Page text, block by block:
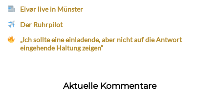
Eivør live in Münster
Der Ruhrpilot
„Ich sollte eine einladende, aber nicht auf die Antwort
eingehende Haltung zeigen“
Aktuelle Kommentare